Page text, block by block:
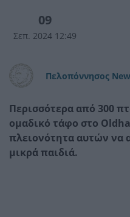
09
Σεπ. 2024 12:49
Πελοπόννησος
Περισσότερα από 300
ομαδικό τάφο στο
πλειονότητα αυτών να
μικρά παιδιά.